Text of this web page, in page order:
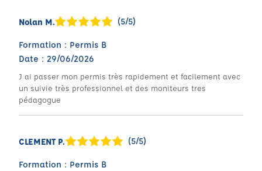
Nolan M. (5/5)
Formation : Permis B
Date : 29/06/2026
J ai passer mon permis très rapidement et facilement avec
un suivie très professionnel et des moniteurs tres
pédagogue
CLEMENT P. (5/5)
Formation : Permis B